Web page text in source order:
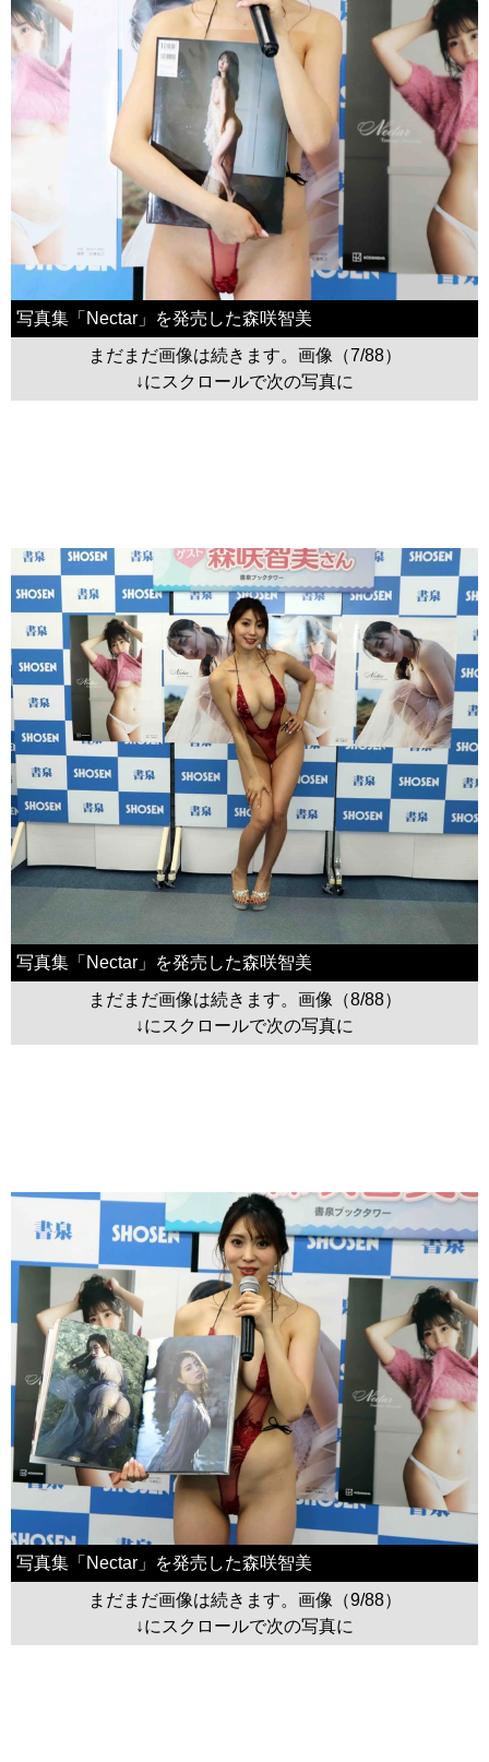
写真集「Nectar」を発売した森咲智美
まだまだ画像は続きます。画像（7/88）
↓にスクロールで次の写真に
写真集「Nectar」を発売した森咲智美
まだまだ画像は続きます。画像（8/88）
↓にスクロールで次の写真に
写真集「Nectar」を発売した森咲智美
まだまだ画像は続きます。画像（9/88）
↓にスクロールで次の写真に